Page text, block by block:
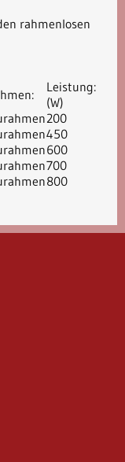
rahmenlosen
Leistung:
(W)
200
450
600
700
800